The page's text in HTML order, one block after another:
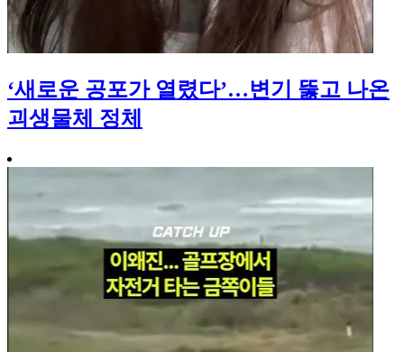
‘새로운 공포가 열렸다’…변기 뚫고 나온
괴생물체 정체